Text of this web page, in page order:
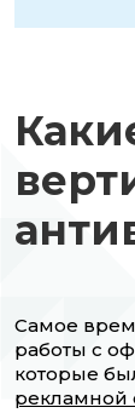
Самое
работы с
которые
рекламной